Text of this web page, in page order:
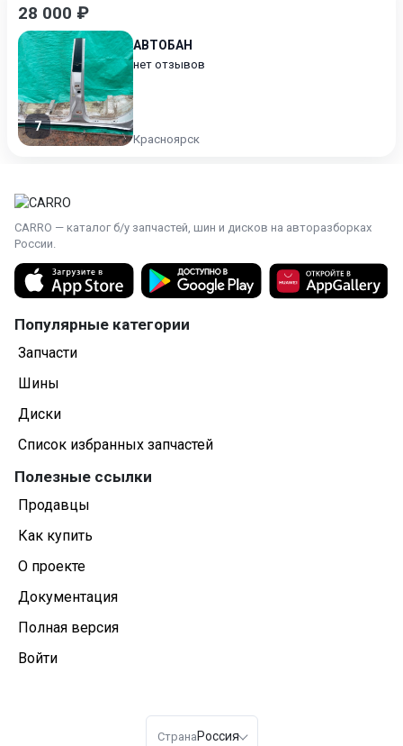
28 000 ₽
7
АВТОБАН
нет отзывов
Красноярск
CARRO — каталог б/у запчастей, шин и дисков на авторазборках
России.
Популярные категории
Запчасти
Шины
Диски
Список избранных запчастей
Полезные ссылки
Продавцы
Как купить
О проекте
Документация
Полная версия
Войти
Страна Россия